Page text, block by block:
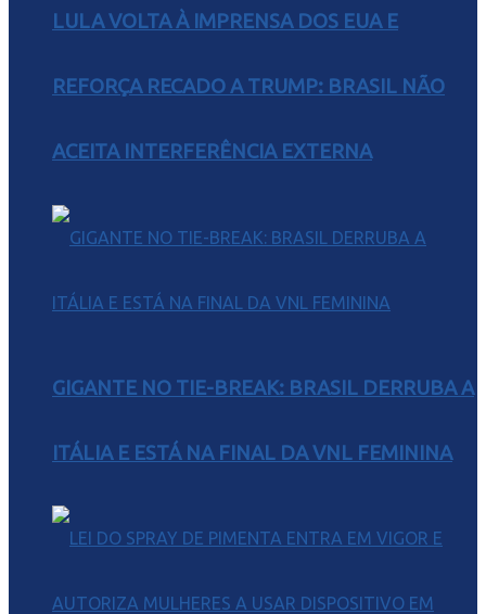
LULA VOLTA À IMPRENSA DOS EUA E
REFORÇA RECADO A TRUMP: BRASIL NÃO
ACEITA INTERFERÊNCIA EXTERNA
GIGANTE NO TIE-BREAK: BRASIL DERRUBA A
ITÁLIA E ESTÁ NA FINAL DA VNL FEMININA